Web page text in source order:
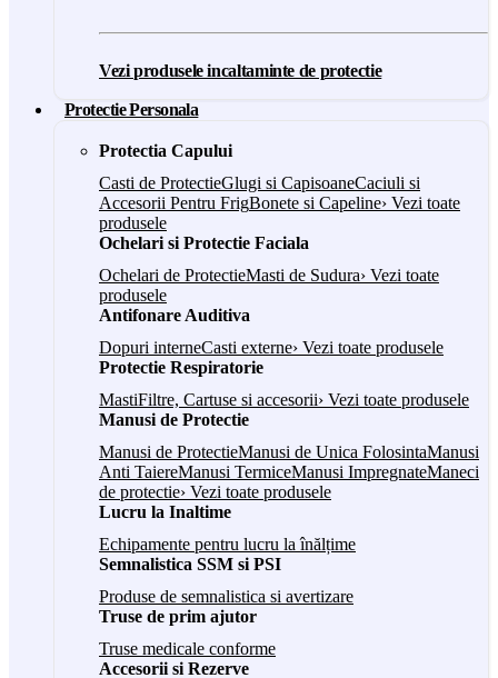
Vezi produsele incaltaminte de protectie
Protectie Personala
Protectia Capului
Casti de ProtectieGlugi si CapisoaneCaciuli si
Accesorii Pentru FrigBonete si Capeline› Vezi toate
produsele
Ochelari si Protectie Faciala
Ochelari de ProtectieMasti de Sudura› Vezi toate
produsele
Antifonare Auditiva
Dopuri interneCasti externe› Vezi toate produsele
Protectie Respiratorie
MastiFiltre, Cartuse si accesorii› Vezi toate produsele
Manusi de Protectie
Manusi de ProtectieManusi de Unica FolosintaManusi
Anti TaiereManusi TermiceManusi ImpregnateManeci
de protectie› Vezi toate produsele
Lucru la Inaltime
Echipamente pentru lucru la înălțime
Semnalistica SSM si PSI
Produse de semnalistica si avertizare
Truse de prim ajutor
Truse medicale conforme
Accesorii si Rezerve